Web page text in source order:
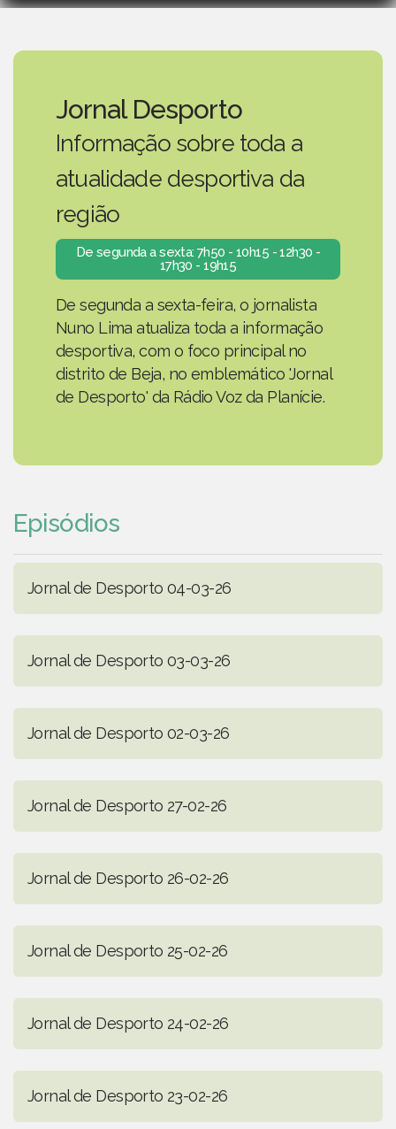
Jornal Desporto
Informação sobre toda a
atualidade desportiva da
região
De segunda a sexta: 7h50 - 10h15 - 12h30 -
17h30 - 19h15
De segunda a sexta-feira, o jornalista
Nuno Lima atualiza toda a informação
desportiva, com o foco principal no
distrito de Beja, no emblemático 'Jornal
de Desporto' da Rádio Voz da Planície.
Episódios
Jornal de Desporto 04-03-26
Jornal de Desporto 03-03-26
Jornal de Desporto 02-03-26
Jornal de Desporto 27-02-26
Jornal de Desporto 26-02-26
Jornal de Desporto 25-02-26
Jornal de Desporto 24-02-26
Jornal de Desporto 23-02-26